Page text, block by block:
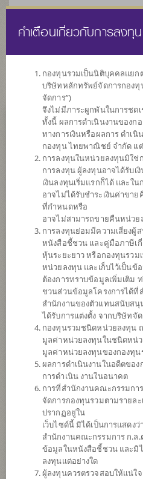
หน้าแรก รายการกองทุน ข้อมูลก
ค้นหากองทุนดีๆ กับ scbam
กองทุนเปิดไทยพาณิชย์
เพื่อการเลี้ยงชีพ
SCBRMCTECH
คำเตือนเกี่ยวกับการลงทุน
กองทุนรวมเป็นนิติบุคคลแยก
บริษัทหลักทรัพย์จัดการกอง
จัดการ”)
จึงไม่มีภาระผูกพันในการชด
ทั้งนี้ ผลการดำเนินงานของ
ทางการเงินหรือผลการ ดำเ
กองทุน ไทยพาณิชย์ จำกัด แ
การลงทุนในหน่วยลงทุนมิใช่
การลงทุน ผู้ลงทุนอาจได้รับ
เงินลงทุนเริ่มแรกก็ได้ และ
อาจไม่ได้รับชำระเงินค่าขา
ที่กำหนดหรือ
อาจไม่สามารถขายคืนหน่ว
การลงทุนย่อมมีความเสี่ยงผู้
หนังสือชี้ชวน และคู่มือภาษีเ
หุ้นระยะยาว หรือกองทุนรวม
หน่วยลงทุน และเก็บไว้เป็นข้
ต้องการทราบข้อมูลเพิ่มเติม
ชวนส่วนข้อมูลโครงการได้ที่
สำนักงานของตัวแทนสนับส
ได้รับการแต่งตั้ง จากบริษัทจั
กองทุนรวมชนิดหน่วยลงทุน
มูลค่าหน่วยลงทุนในชนิดหน่
มูลค่าหน่วยลงทุนของกองทุ
ผลการดำเนินงานในอดีตขอ
การดำเนิน งานในอนาคต
การที่สำนักงานคณะกรรมกา
จัดการกองทุนรวมตามรายล
ปรากฏอยู่ใน
เว็บไซด์นี้ มิได้เป็นการแสดง
สำนักงานคณะกรรมการ ก.ล.
ข้อมูลในหนังสือชี้ชวน และมิ
ลงทุนแต่อย่างใด
ผู้ลงทุนควรตรวจสอบให้แน่ใ